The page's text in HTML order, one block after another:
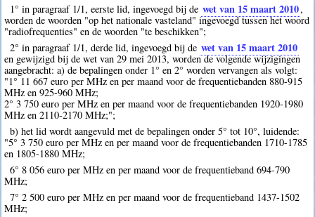
1° in paragraaf 1/1, eerste lid, ingevoegd bij de wet van 15 maart 2010,
worden de woorden "op het nationale vasteland" ingevoegd tussen het woord
"radiofrequenties" en de woorden "te beschikken";
2° in paragraaf 1/1, derde lid, ingevoegd bij de wet van 15 maart 2010
en gewijzigd bij de wet van 29 mei 2013, worden de volgende wijzigingen
aangebracht: a) de bepalingen onder 1° en 2° worden vervangen als volgt:
"1° 11 667 euro per MHz en per maand voor de frequentiebanden 880-915
MHz en 925-960 MHz;
2° 3 750 euro per MHz en per maand voor de frequentiebanden 1920-1980
MHz en 2110-2170 MHz;";
b) het lid wordt aangevuld met de bepalingen onder 5° tot 10°, luidende:
"5° 3 750 euro per MHz en per maand voor de frequentiebanden 1710-1785
en 1805-1880 MHz;
6° 8 056 euro per MHz en per maand voor de frequentieband 694-790
MHz;
7° 2 500 euro per MHz en per maand voor de frequentieband 1437-1502
MHz;